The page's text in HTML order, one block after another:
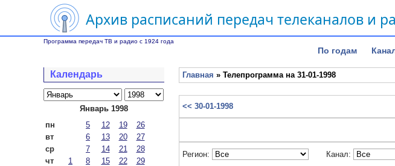
Архив расписаний передач телеканалов и
Программа передач ТВ и радио с 1924 года
По годам
Календарь
Январь 1998
пн
5 12 19
26
вт
6 13 20
27
ср
7 14 21
28
чт
1 8 15 22
29
Главная » Телепрограмма на 31-01-1998
<< 30-01-1998
Регион: Канал: